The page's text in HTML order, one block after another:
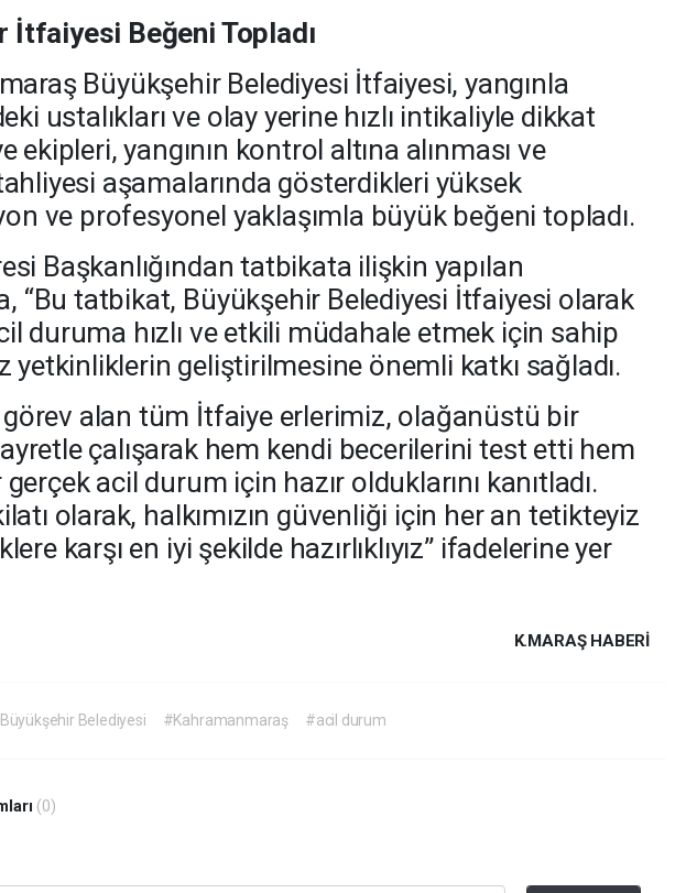
İtfaiyesi Beğeni Topladı
Büyükşehir Belediyesi İtfaiyesi, yangınla
ustalıkları ve olay yerine hızlı intikaliyle dikkat
ekipleri, yangının kontrol altına alınması ve
aşamalarında gösterdikleri yüksek
ve profesyonel yaklaşımla büyük beğeni topladı.
Başkanlığından tatbikata ilişkin yapılan
“Bu tatbikat, Büyükşehir Belediyesi İtfaiyesi olarak
duruma hızlı ve etkili müdahale etmek için sahip
yetkinliklerin geliştirilmesine önemli katkı sağladı.
alan tüm İtfaiye erlerimiz, olağanüstü bir
çalışarak hem kendi becerilerini test etti hem
gerçek acil durum için hazır olduklarını kanıtladı.
olarak, halkımızın güvenliği için her an tetikteyiz
karşı en iyi şekilde hazırlıklıyız” ifadelerine yer
K.MARAŞ HABERİ
Belediyesi #Kahramanmaraş #acil durum
(0)